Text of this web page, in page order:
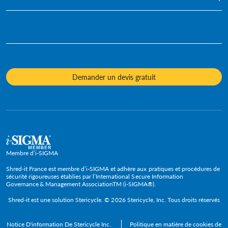
Destruction de Documents Confidentiels
Destruction de Matériel Informatique
Service Ponctuel de Destruction de Documents
Recyclage DEEE
Hôtels & Hôtellerie
Responsables informatiques
Cadres dirigeants
TPE
PME et ETI
Secteurs
Infographie
Fiches d'information
Livres blancs - Études de cas
FAQ
Développement durable
Notre culture
Procédures et valeursDemander un devis gratuit
Membre d’i-SIGMA
Shred-it France est membre d’i-SIGMA et adhère aux pratiques et procédures de
sécurité rigoureuses établies par l’International Secure Information
Governance & Management AssociationTM (i-SIGMA®).
Shred-it est une solutionStericycle. © 2026 Stericycle, Inc. Tous droits réservés
Notice D'information De Stericycle Inc.
Politique en matière de cookies de